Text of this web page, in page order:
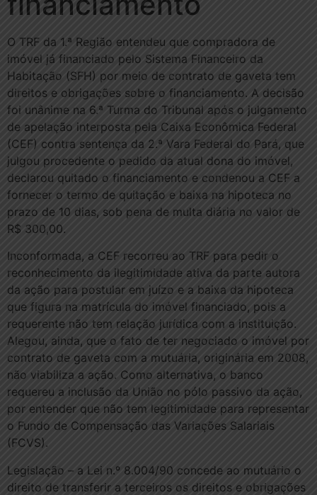
O TRF da 1.ª Região entendeu que compradora de
imóvel já financiado pelo Sistema Financeiro da
Habitação (SFH) por meio de contrato de gaveta tem
direitos e obrigações sobre o financiamento. A decisão
foi unânime na 6.ª Turma do Tribunal após o julgamento
de apelação interposta pela Caixa Econômica Federal
(CEF) contra sentença da 2.ª Vara Federal do Pará, que
julgou procedente o pedido da atual dona do imóvel,
declarou quitado o financiamento e condenou a CEF a
fornecer o termo de quitação e baixa na hipoteca no
prazo de 10 dias, sob pena de multa diária no valor de
R$ 300,00.
Inconformada, a CEF recorreu ao TRF para pedir o
reconhecimento da ilegitimidade ativa da parte autora
da ação para postular em juízo e a baixa da hipoteca
que figura na matrícula do imóvel financiado, pois a
requerente não tem relação jurídica com a instituição.
Alegou, ainda, que o fato de ter negociado o imóvel por
contrato de gaveta com a mutuária, originária em 2008,
não viabiliza a ação. Como alternativa, o banco
requereu a inclusão da União no pólo passivo da ação,
por entender que não tem legitimidade para representar
o Fundo de Compensação das Variações Salariais
(FCVS).
Legislação – a Lei n.º 8.004/90 concede ao mutuário o
direito de transferir a terceiros os direitos e obrigações